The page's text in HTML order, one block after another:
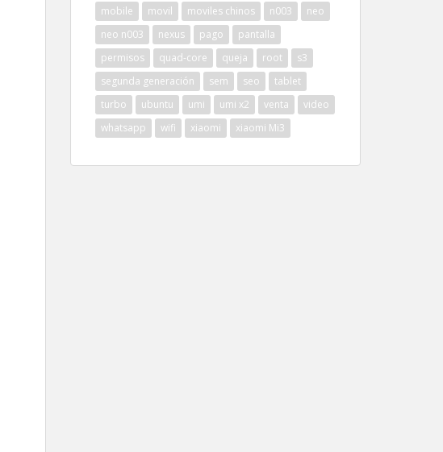
mobile
movil moviles chinos n003
neo
neo n003
nexus pago
pantalla
permisos
quad-core queja root
s3
segunda generación
sem seo
tablet
turbo
ubuntu umi umi x2 venta
video
whatsapp
wifi xiaomi xiaomi Mi3